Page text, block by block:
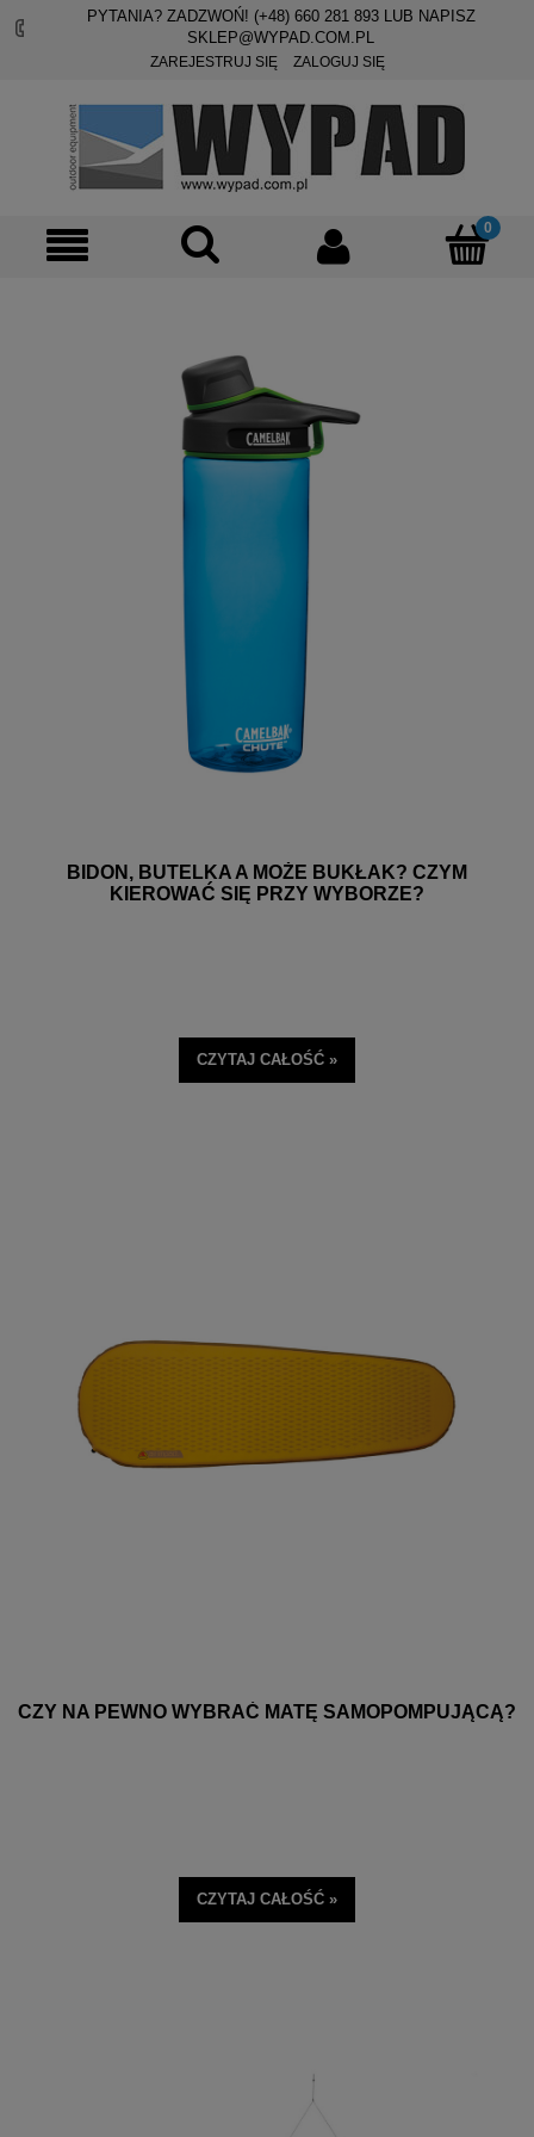
PYTANIA? ZADZWOŃ! (+48) 660 281 893LUB NAPISZ
SKLEP@WYPAD.COM.PL
ZAREJESTRUJ SIĘ ZALOGUJ SIĘ
BIDON, BUTELKA A MOŻE BUKŁAK? CZYM
KIEROWAĆ SIĘ PRZY WYBORZE?
CZYTAJ CAŁOŚĆ »
CZY NA PEWNO WYBRAĆ MATĘ SAMOPOMPUJĄCĄ?
CZYTAJ CAŁOŚĆ »